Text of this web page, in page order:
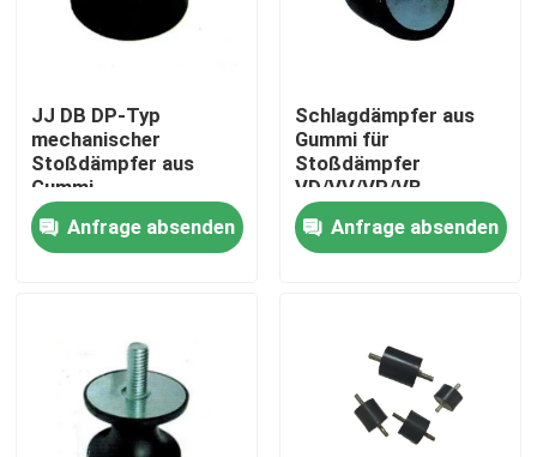
Produkte
Über uns
JJ DB DP-Typ
mechanischer
Stoßdämpfer aus
Gummi
Anfrage absenden
Schlagdämpfer aus
Gummi für
Stoßdämpfer
VD/VV/VP/VB
Anfrage absenden